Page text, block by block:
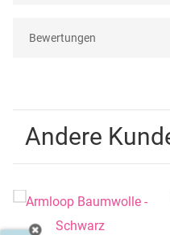
Bewertungen
Andere